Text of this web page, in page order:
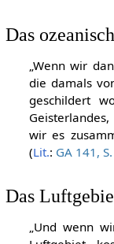
Das
„Wenn wir
die damals
geschildert
wir es
(Lit.: GA 141,
Das
„Und wenn